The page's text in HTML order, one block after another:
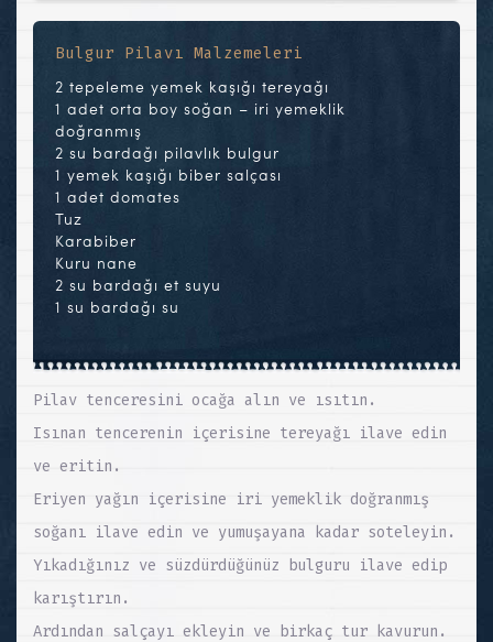
Bulgur Pilavı Malzemeleri
2 tepeleme yemek kaşığı tereyağı
1 adet orta boy soğan – iri yemeklik
doğranmış
2 su bardağı pilavlık bulgur
1 yemek kaşığı biber salçası
1 adet domates
Tuz
Karabiber
Kuru nane
2 su bardağı et suyu
1 su bardağı su
Pilav tenceresini ocağa alın ve ısıtın.
Isınan tencerenin içerisine tereyağı ilave edin
ve eritin.
Eriyen yağın içerisine iri yemeklik doğranmış
soğanı ilave edin ve yumuşayana kadar soteleyin.
Yıkadığınız ve süzdürdüğünüz bulguru ilave edip
karıştırın.
Ardından salçayı ekleyin ve birkaç tur kavurun.